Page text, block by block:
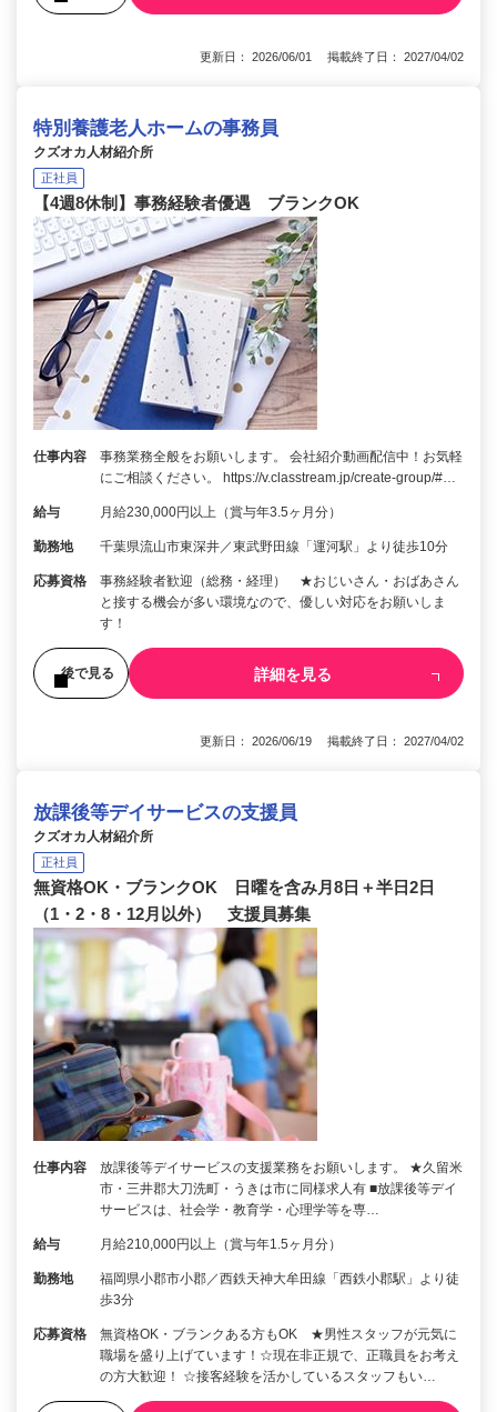
更新日： 2026/06/01 掲載終了日： 2027/04/02
特別養護老人ホームの事務員
クズオカ人材紹介所
正社員
【4週8休制】事務経験者優遇 ブランクOK
仕事内容
事務業務全般をお願いします。 会社紹介動画配信中！お気軽
にご相談ください。 https://v.classtream.jp/create-group/#…
給与 月給230,000円以上（賞与年3.5ヶ月分）
勤務地 千葉県流山市東深井／東武野田線「運河駅」より徒歩10分
応募資格
事務経験者歓迎（総務・経理） ★おじいさん・おばあさん
と接する機会が多い環境なので、優しい対応をお願いしま
す！
後で見る 詳細を見る
更新日： 2026/06/19 掲載終了日： 2027/04/02
放課後等デイサービスの支援員
クズオカ人材紹介所
正社員
無資格OK・ブランクOK 日曜を含み月8日＋半日2日
（1・2・8・12月以外） 支援員募集
仕事内容
放課後等デイサービスの支援業務をお願いします。 ★久留米
市・三井郡大刀洗町・うきは市に同様求人有 ■放課後等デイ
サービスは、社会学・教育学・心理学等を専…
給与 月給210,000円以上（賞与年1.5ヶ月分）
勤務地
福岡県小郡市小郡／西鉄天神大牟田線「西鉄小郡駅」より徒
歩3分
応募資格
無資格OK・ブランクある方もOK ★男性スタッフが元気に
職場を盛り上げています！☆現在非正規で、正職員をお考え
の方大歓迎！ ☆接客経験を活かしているスタッフもい…